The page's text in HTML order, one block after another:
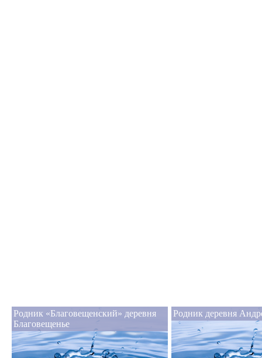
Родник «Благовещенский» деревня
Благовещенье
Родник деревня